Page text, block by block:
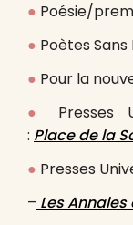
● Poésie/
● Poètes
● Pour la
●
Presses
: Place de la
● Presses
– Les